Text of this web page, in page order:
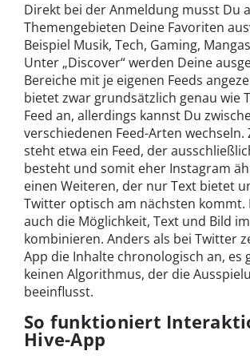
Direkt bei der Anmeldung musst Du
Themengebieten Deine Favoriten
Beispiel Musik, Tech, Gaming,
Unter „Discover“ werden Deine
Bereiche mit je eigenen Feeds
bietet zwar grundsätzlich genau wie
Feed an, allerdings kannst Du
verschiedenen Feed-Arten wechseln.
steht etwa ein Feed, der
besteht und somit eher Instagram
einen Weiteren, der nur Text bietet
Twitter optisch am nächsten kommt.
auch die Möglichkeit, Text und Bild
kombinieren. Anders als bei Twitter
App die Inhalte chronologisch an, es
keinen Algorithmus, der die
beeinflusst.
So funktioniert
Hive-App